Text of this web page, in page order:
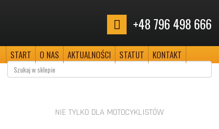
+48 796 498 666
START O NAS AKTUALNOŚCI STATUT KONTAKT
NIE TYLKO DLA MOTOCYKLISTÓW